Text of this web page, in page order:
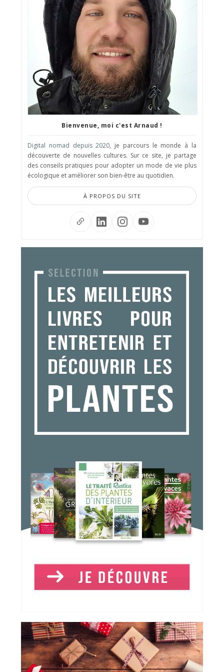
Bienvenue, moi c'est Arnaud !
Digital nomad depuis 2020, je parcours le monde à la
découverte de nouvelles cultures. Sur ce site, je partage
des conseils pratiques pour adopter un mode de vie plus
écologique et améliorer son bien-être au quotidien.
À PROPOS DU SITE